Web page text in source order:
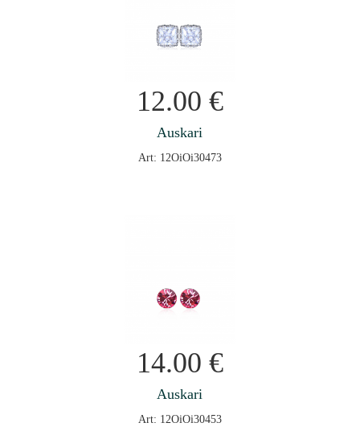
12.00 €
Auskari
Art: 12OiOi30473
14.00 €
Auskari
Art: 12OiOi30453